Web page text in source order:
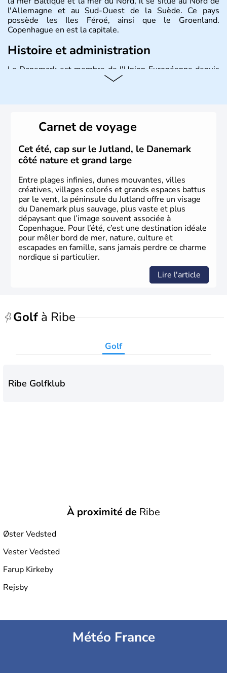
l'Allemagne et au Sud-Ouest de la Suède. Ce pays
possède les Iles Féroé, ainsi que le Groenland.
Copenhague en est la capitale.
Histoire et administration
Le Danemark est membre de l'Union Européenne depuis
1973 et ses habitants s'appellent les Danois. Il possède
Carnet de voyage
Cet été, cap sur le Jutland, le Danemark
côté nature et grand large
Entre plages infinies, dunes mouvantes, villes
créatives, villages colorés et grands espaces battus
par le vent, la péninsule du Jutland offre un visage
du Danemark plus sauvage, plus vaste et plus
dépaysant que l’image souvent associée à
Copenhague. Pour l’été, c’est une destination idéale
pour mêler bord de mer, nature, culture et
escapades en famille, sans jamais perdre ce charme
nordique si particulier.
Lire l'article
Golf à Ribe
Golf
Ribe Golfklub
À proximité de Ribe
Øster Vedsted
Vester Vedsted
Farup Kirkeby
Rejsby
Météo France